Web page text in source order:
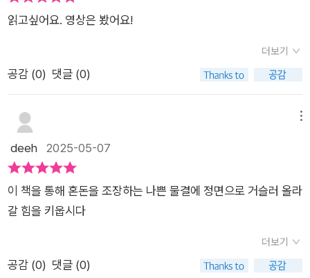
않은 이야기들이 많아서이다.좋은 분들이 뉴스에 많이 소개되고
선한 영향력이 펼쳐지는 사회를 꿈 꿔 본다.P48이사장님이 훌륭
한 분이시고 우린 졸업생이니까 든든한 백을 가지고 있는 거죠.그
라도 자신있게 할 수 있고 떳떳하게 할 수 있고.돈이 아니고 힘이
되는 것들......나는 아이들에게 든든한 백이 되어줄 수 있을까......
아프고 괴로운 사람들을 상대로 돈을 벌어서 함부로 쓸 수 없어서
모아 다시 사회에 환원했다는 김장하 선생님의 말씀이 인상적이
었다.1,000명이상에게 수십 년간 장학금을 지원하고도 지역의
인권,문화,역사를 위해 헌신하고도 돋보이려 하지 않고 늘 끄트머
어른일까......말은 아끼고 행동으로 어른다워져야겠다.영화와 함
께 읽어보면 좋은 어른을 만나게 되고 우리들의 모습도 조금은 변
읽고싶어요. 영상은 봤어요!
더보기
공감 (0) 댓글 (0)
deeh 2025-05-07
이 책을 통해 혼돈을 조장하는 나쁜 물결에 정면으로 거슬러 올라
갈 힘을 키웁시다
더보기
공감 (0) 댓글 (0)